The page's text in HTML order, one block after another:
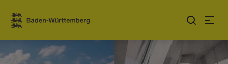
Sauter au contenu
Link zur Startseite